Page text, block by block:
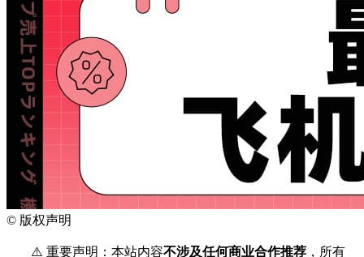
© 版权声明
⚠️ 重要声明：本站内容不涉及任何商业合作推荐 ，所有